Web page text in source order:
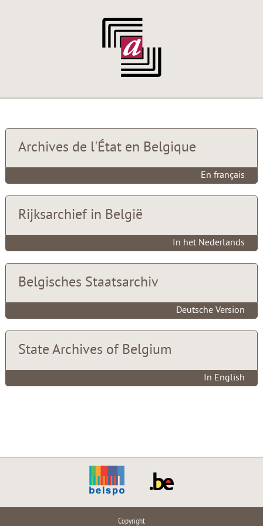
Archives de l'État en Belgique
En français
Rijksarchief in België
In het Nederlands
Belgisches Staatsarchiv
Deutsche Version
State Archives of Belgium
In English
Copyright